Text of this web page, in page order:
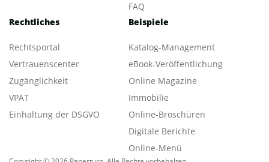
FAQ
Rechtliches
Rechtsportal
Vertrauenscenter
Zugänglichkeit
VPAT
Einhaltung der DSGVO
Beispiele
Katalog-Management
eBook-Veröffentlichung
Online Magazine
Immobilie
Online-Broschüren
Digitale Berichte
Online-Menü